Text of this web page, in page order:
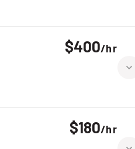
$400/hr
$180/hr